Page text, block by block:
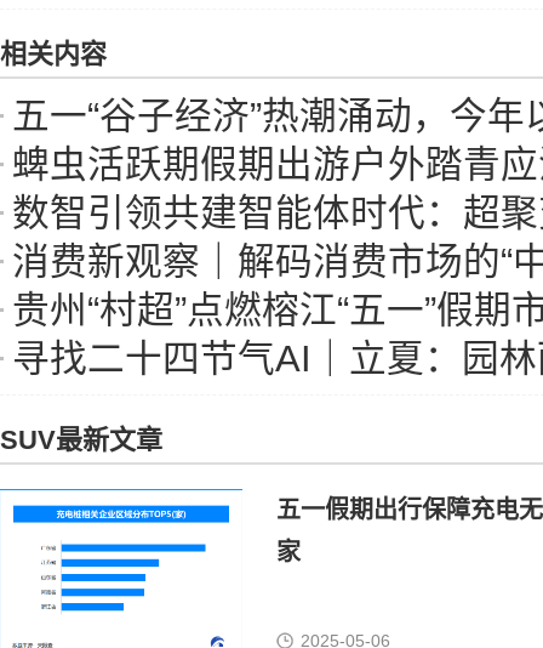
相关内容
五一“谷子经济”热潮涌动，今年以来便
蜱虫活跃期假期出游户外踏青
数智引领共建智能体时代：超聚变亮相
消费新观察｜解码消费市场的“
贵州“村超”点燃榕江“五一”假期
寻找二十四节气AI｜立夏：园
SUV最新文章
五一假期出行保障充电
家
2025-05-06